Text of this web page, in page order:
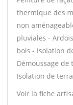
thermique des
non
pluviales -
bois - Isolation
Démoussage
Isolation de
Voir la fiche